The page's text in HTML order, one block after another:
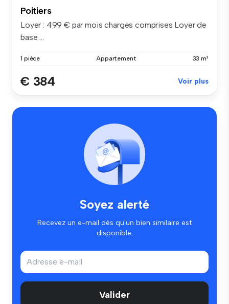
Poitiers
Loyer : 499 € par mois charges comprises Loyer de
base ...
1 pièce Appartement 33 m²
€ 384 Voir plus
Soyez alerté
Recevez un e-mail dès qu'un bien similaire est
disponible.
Valider